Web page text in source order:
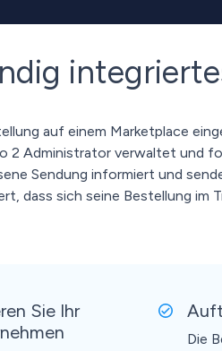
auf einem Marketplace
2 Administrator verwaltet und
Sendung informiert und
dass sich seine Bestellung im
Sie Ihr
Die